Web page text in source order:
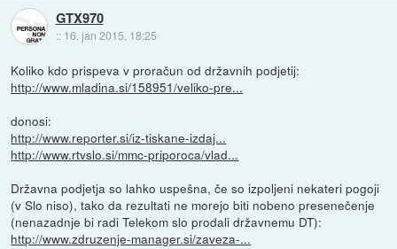
GTX970
:: 16. jan 2015, 18:25
Koliko kdo prispeva v proračun od državnih podjetij:
http://www.mladina.si/158951/veliko-pre...
donosi:
http://www.reporter.si/iz-tiskane-izdaj...
http://www.rtvslo.si/mmc-priporoca/vlad...
Državna podjetja so lahko uspešna, če so izpoljeni nekateri pogoji
(v Slo niso), tako da rezultati ne morejo biti nobeno presenečenje
(nenazadnje bi radi Telekom slo prodali državnemu DT):
http://www.zdruzenje-manager.si/zaveza-...